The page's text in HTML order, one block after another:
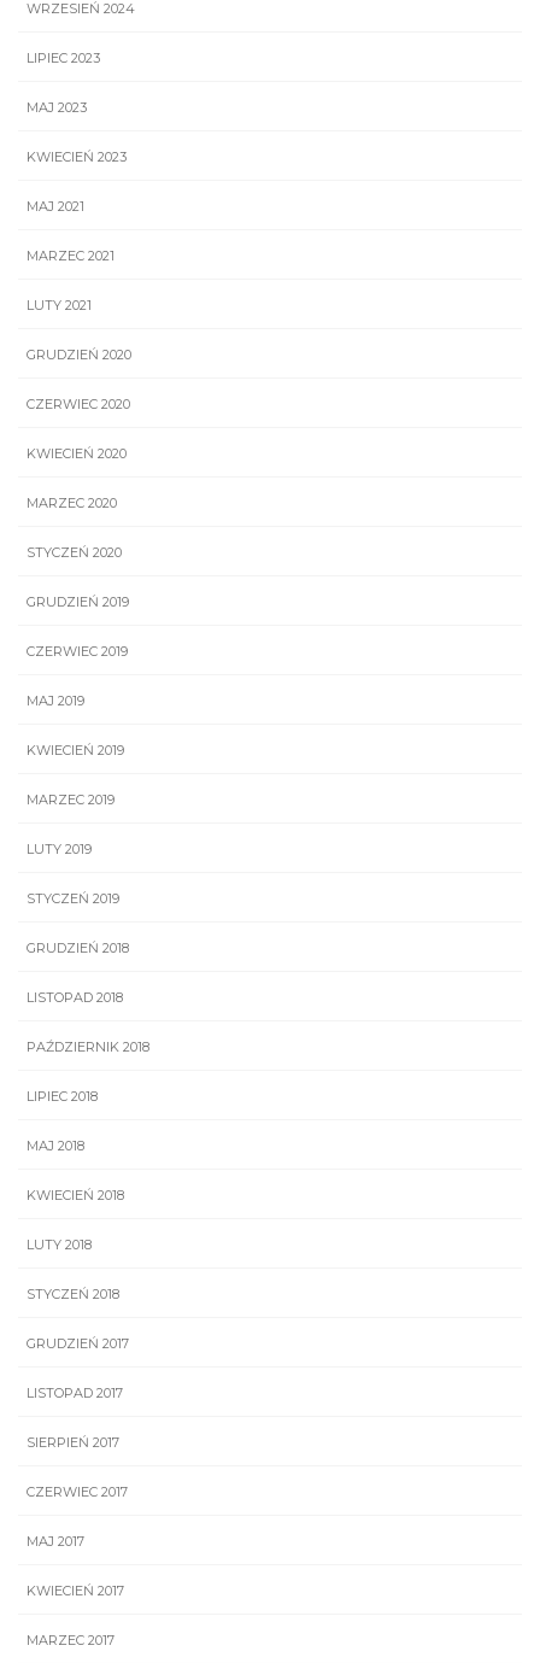
WRZESIEŃ 2024
LIPIEC 2023
MAJ 2023
KWIECIEŃ 2023
MAJ 2021
MARZEC 2021
LUTY 2021
GRUDZIEŃ 2020
CZERWIEC 2020
KWIECIEŃ 2020
MARZEC 2020
STYCZEŃ 2020
GRUDZIEŃ 2019
CZERWIEC 2019
MAJ 2019
KWIECIEŃ 2019
MARZEC 2019
LUTY 2019
STYCZEŃ 2019
GRUDZIEŃ 2018
LISTOPAD 2018
PAŹDZIERNIK 2018
LIPIEC 2018
MAJ 2018
KWIECIEŃ 2018
LUTY 2018
STYCZEŃ 2018
GRUDZIEŃ 2017
LISTOPAD 2017
SIERPIEŃ 2017
CZERWIEC 2017
MAJ 2017
KWIECIEŃ 2017
MARZEC 2017